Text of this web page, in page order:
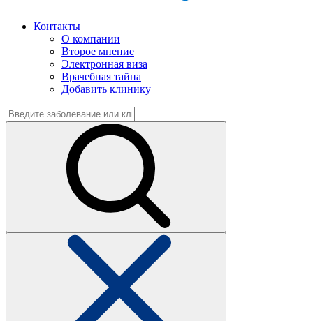
Контакты
О компании
Второе мнение
Электронная виза
Врачебная тайна
Добавить клинику